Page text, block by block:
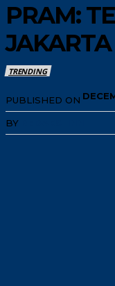
PRAM:
TRENDING
PUBLISHED ON
BY